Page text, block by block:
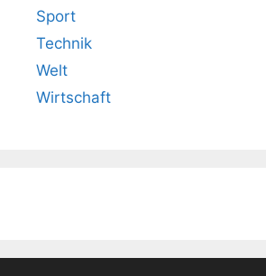
Sport
Technik
Welt
Wirtschaft